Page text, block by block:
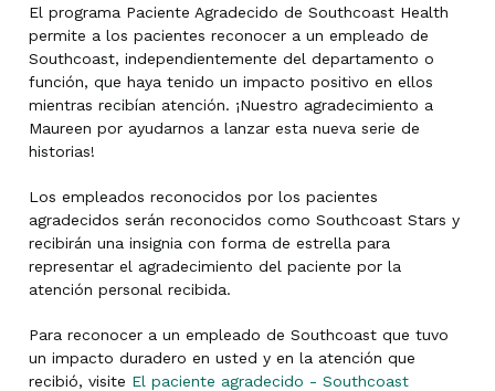
El programa Paciente Agradecido de Southcoast Health
permite a los pacientes reconocer a un empleado de
Southcoast, independientemente del departamento o
función, que haya tenido un impacto positivo en ellos
mientras recibían atención. ¡Nuestro agradecimiento a
Maureen por ayudarnos a lanzar esta nueva serie de
historias!
Los empleados reconocidos por los pacientes
agradecidos serán reconocidos como Southcoast Stars y
recibirán una insignia con forma de estrella para
representar el agradecimiento del paciente por la
atención personal recibida.
Para reconocer a un empleado de Southcoast que tuvo
un impacto duradero en usted y en la atención que
recibió, visite El paciente agradecido - Southcoast